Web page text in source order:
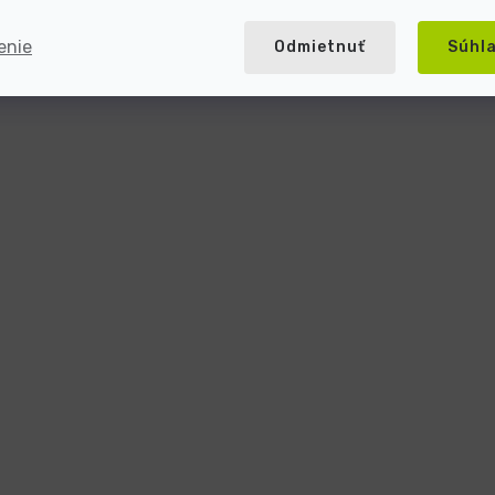
Odmietnuť